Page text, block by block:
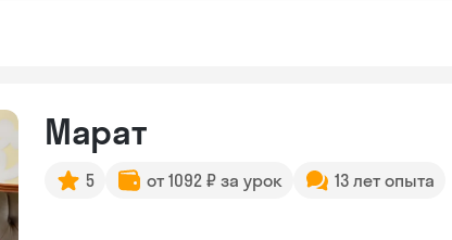
Марат
5 от 1092 ₽ за урок 13 лет опыта